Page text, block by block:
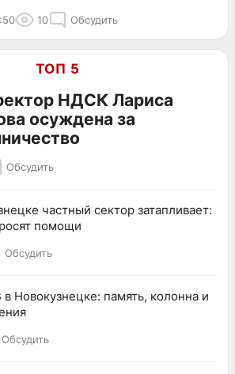
10 Обсудить
ТОП 5
НДСК Лариса
осуждена за
Обсудить
частный сектор затапливает:
помощи
Обсудить
Новокузнецке: память, колонна и
Обсудить